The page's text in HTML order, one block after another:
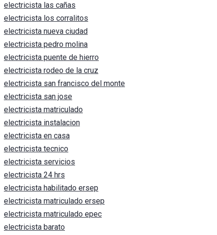
electricista las cañas
electricista los corralitos
electricista nueva ciudad
electricista pedro molina
electricista puente de hierro
electricista rodeo de la cruz
electricista san francisco del monte
electricista san jose
electricista matriculado
electricista instalacion
electricista en casa
electricista tecnico
electricista servicios
electricista 24 hrs
electricista habilitado ersep
electricista matriculado ersep
electricista matriculado epec
electricista barato